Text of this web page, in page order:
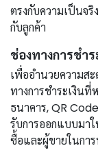
ตรงกับความเป็นจ
กับลูกค้า
ช่องทางการชำ
เพื่ออำนวยความส
ทางการชำระเงินที่
ธนาคาร, QR
รับการออกแบบมา
ซื้อและผู้ขายในกา